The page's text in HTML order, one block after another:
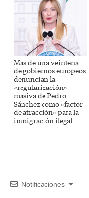
Más de una veintena
de gobiernos europeos
denuncian la
«regularización»
masiva de Pedro
Sánchez como «factor
de atracción» para la
inmigración ilegal
Notificaciones